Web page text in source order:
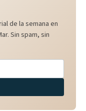
de la semana en
Sin spam, sin